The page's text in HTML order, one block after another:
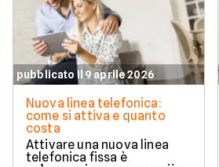
pubblicato il 9 aprile 2026
Nuova linea telefonica:
come si attiva e quanto
costa
Attivare una nuova linea
telefonica fissa è